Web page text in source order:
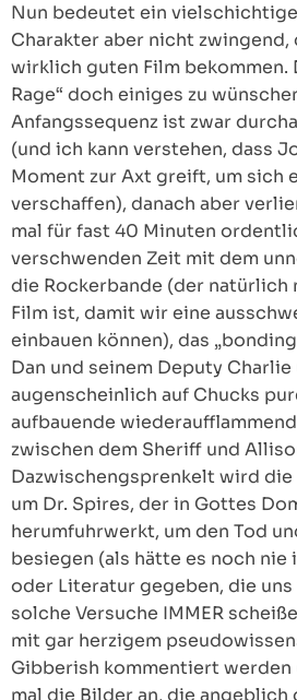
Nun bedeutet ein
Charakter aber nicht zwingend,
wirklich guten Film bekommen.
Rage“ doch einiges zu
Anfangssequenz ist zwar
(und ich kann verstehen, dass
Moment zur Axt greift, um sich
verschaffen), danach aber
mal für fast 40 Minuten
verschwenden Zeit mit dem
die Rockerbande (der natürlich
Film ist, damit wir eine
einbauen können), das
Dan und seinem Deputy Charlie
augenscheinlich auf Chucks
aufbauende
zwischen dem Sheriff und
Dazwischengsprenkelt wird
um Dr. Spires, der in Gottes
herumfuhrwerkt, um den Tod
besiegen (als hätte es noch nie
oder Literatur gegeben, die
solche Versuche IMMER
mit gar herzigem
Gibberish kommentiert werden
mal die Bilder an, die